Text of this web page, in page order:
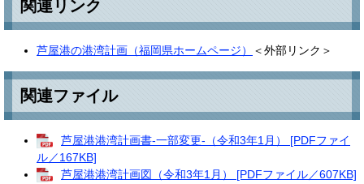
関連リンク
芦屋港の港湾計画（福岡県ホームページ） ＜外部リンク＞
関連ファイル
芦屋港港湾計画書-一部変更-（令和3年1月） [PDFファイ
ル／167KB]
芦屋港港湾計画図（令和3年1月） [PDFファイル／607KB]